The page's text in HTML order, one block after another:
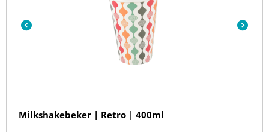
Milkshakebeker | Retro | 400ml